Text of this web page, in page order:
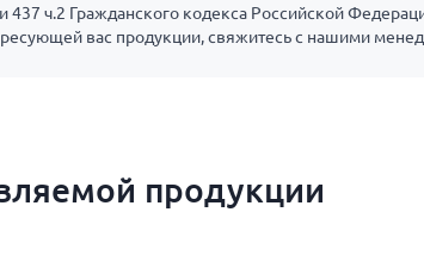
437 ч.2 Гражданского кодекса Российской
вас продукции, свяжитесь с нашими
продукции